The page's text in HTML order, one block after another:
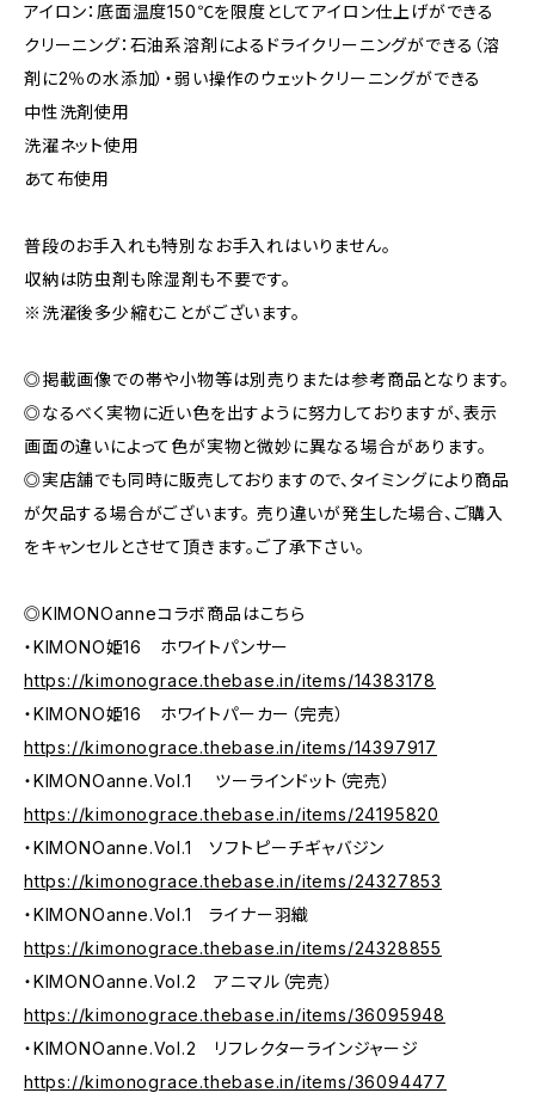
アイロン：底面温度150℃を限度としてアイロン仕上げができる
クリーニング：石油系溶剤によるドライクリーニングができる（溶
剤に2％の水添加）・弱い操作のウェットクリーニングができる
中性洗剤使用
洗濯ネット使用
あて布使用
普段のお手入れも特別なお手入れはいりません。
収納は防虫剤も除湿剤も不要です。
※洗濯後多少縮むことがございます。
◎掲載画像での帯や小物等は別売りまたは参考商品となります。
◎なるべく実物に近い色を出すように努力しておりますが、表示
画面の違いによって色が実物と微妙に異なる場合があります。
◎実店舗でも同時に販売しておりますので、タイミングにより商品
が欠品する場合がございます。 売り違いが発生した場合、ご購入
をキャンセルとさせて頂きます。ご了承下さい。
◎KIMONOanneコラボ商品はこちら
・KIMONO姫16 ホワイトパンサー
https://kimonograce.thebase.in/items/14383178
・KIMONO姫16 ホワイトパーカー（完売）
https://kimonograce.thebase.in/items/14397917
・KIMONOanne.Vol.1 ツーラインドット（完売）
https://kimonograce.thebase.in/items/24195820
・KIMONOanne.Vol.1 ソフトピーチギャバジン
https://kimonograce.thebase.in/items/24327853
・KIMONOanne.Vol.1 ライナー羽織
https://kimonograce.thebase.in/items/24328855
・KIMONOanne.Vol.2 アニマル（完売）
https://kimonograce.thebase.in/items/36095948
・KIMONOanne.Vol.2 リフレクターラインジャージ
https://kimonograce.thebase.in/items/36094477